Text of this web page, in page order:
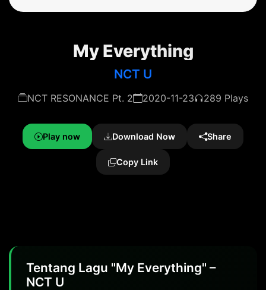
My Everything
NCT U
NCT RESONANCE Pt. 2 2020-11-23 289 Plays
Play now Download Now Share
Copy Link
Tentang Lagu "My Everything" –
NCT U